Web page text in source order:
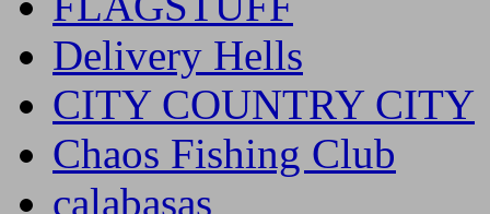
Delivery Hells
CITY COUNTRY CITY
Chaos Fishing Club
calabasas